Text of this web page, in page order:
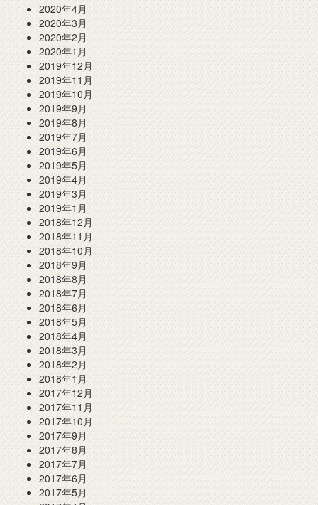
2020年4月
2020年3月
2020年2月
2020年1月
2019年12月
2019年11月
2019年10月
2019年9月
2019年8月
2019年7月
2019年6月
2019年5月
2019年4月
2019年3月
2019年1月
2018年12月
2018年11月
2018年10月
2018年9月
2018年8月
2018年7月
2018年6月
2018年5月
2018年4月
2018年3月
2018年2月
2018年1月
2017年12月
2017年11月
2017年10月
2017年9月
2017年8月
2017年7月
2017年6月
2017年5月